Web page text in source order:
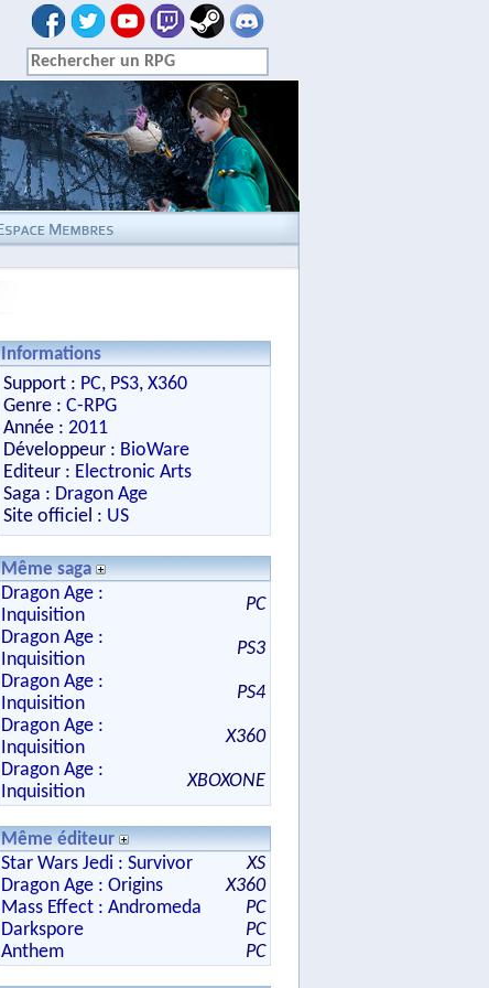
Informations
Support : PC, PS3, X360
Genre : C-RPG
Année : 2011
Développeur : BioWare
Editeur : Electronic Arts
Saga : Dragon Age
Site officiel : US
Même saga
Dragon Age :
Inquisition
PC
Dragon Age :
Inquisition
PS3
Dragon Age :
Inquisition
PS4
Dragon Age :
Inquisition
X360
Dragon Age :
Inquisition
XBOXONE
Même éditeur
Star Wars Jedi : Survivor
XS
Dragon Age : Origins
X360
Mass Effect : Andromeda
PC
Darkspore
PC
Anthem
PC